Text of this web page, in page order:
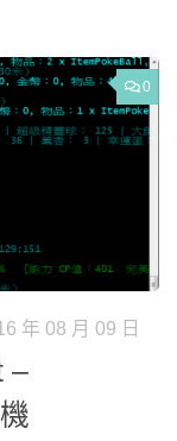
0
年 08 月 09 日
–